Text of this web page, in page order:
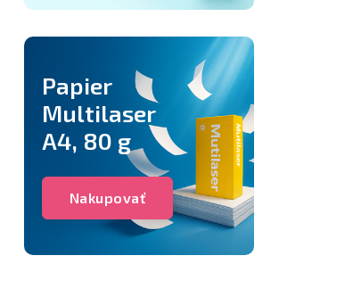
Papier
Multilaser
A4, 80 g
Nakupovať